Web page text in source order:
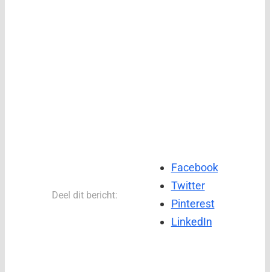
Deel dit bericht:
Facebook
Twitter
Pinterest
LinkedIn